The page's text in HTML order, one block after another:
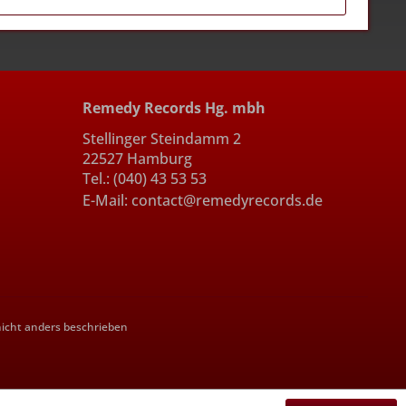
Remedy Records Hg. mbh
Stellinger Steindamm 2
22527 Hamburg
Tel.: (040) 43 53 53
E-Mail: contact@remedyrecords.de
anders beschrieben